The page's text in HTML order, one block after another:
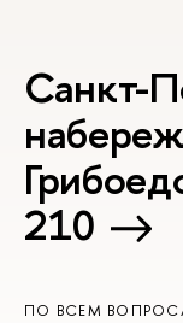
Санкт-
210
ПО ВСЕМ